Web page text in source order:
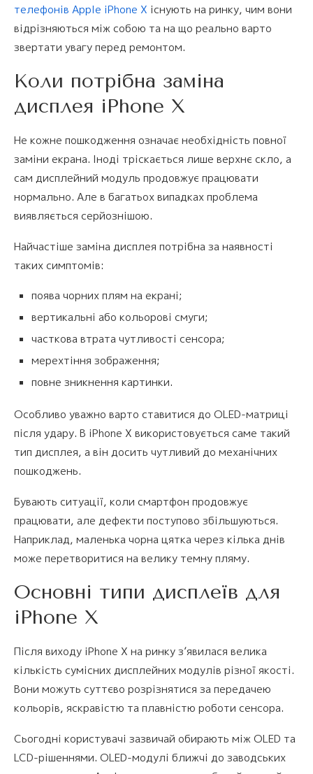
телефонів Apple iPhone X існують на ринку, чим вони
відрізняються між собою та на що реально варто
звертати увагу перед ремонтом.
Коли потрібна заміна
дисплея iPhone X
Не кожне пошкодження означає необхідність повної
заміни екрана. Іноді тріскається лише верхнє скло, а
сам дисплейний модуль продовжує працювати
нормально. Але в багатьох випадках проблема
виявляється серйознішою.
Найчастіше заміна дисплея потрібна за наявності
таких симптомів:
поява чорних плям на екрані;
вертикальні або кольорові смуги;
часткова втрата чутливості сенсора;
мерехтіння зображення;
повне зникнення картинки.
Особливо уважно варто ставитися до OLED-матриці
після удару. В iPhone X використовується саме такий
тип дисплея, а він досить чутливий до механічних
пошкоджень.
Бувають ситуації, коли смартфон продовжує
працювати, але дефекти поступово збільшуються.
Наприклад, маленька чорна цятка через кілька днів
може перетворитися на велику темну пляму.
Основні типи дисплеїв для
iPhone X
Після виходу iPhone X на ринку з’явилася велика
кількість сумісних дисплейних модулів різної якості.
Вони можуть суттєво розрізнятися за передачею
кольорів, яскравістю та плавністю роботи сенсора.
Сьогодні користувачі зазвичай обирають між OLED та
LCD-рішеннями. OLED-модулі ближчі до заводських